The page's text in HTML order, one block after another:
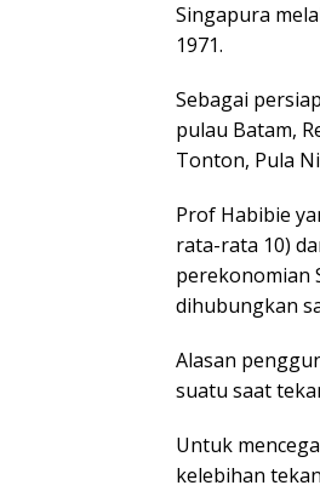
Singapura
1971.
Sebagai
pulau Batam,
Tonton, Pula
Prof Habibie
rata-rata 10)
perekonomian
dihubungkan
Alasan
suatu saat
Untuk
kelebihan